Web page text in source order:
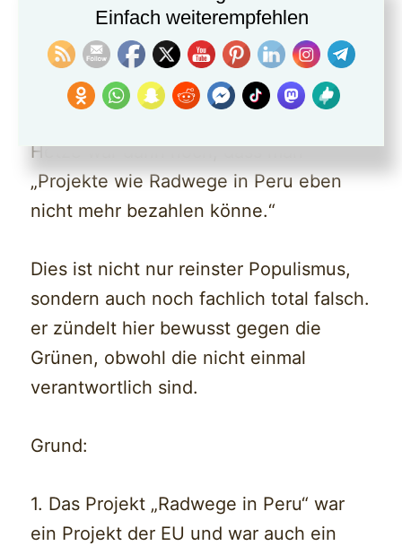
Durch die Annahme dieser
Parteispende ist die FDP für mich
endgültig eine NoGo-Partei.
Hetze war dann noch, dass man
„Projekte wie Radwege in Peru eben
nicht mehr bezahlen könne.“
Dies ist nicht nur reinster Populismus,
sondern auch noch fachlich total falsch.
er zündelt hier bewusst gegen die
Grünen, obwohl die nicht einmal
verantwortlich sind.
Grund:
1. Das Projekt „Radwege in Peru“ war
ein Projekt der EU und war auch ein
Einfach weiterempfehlen